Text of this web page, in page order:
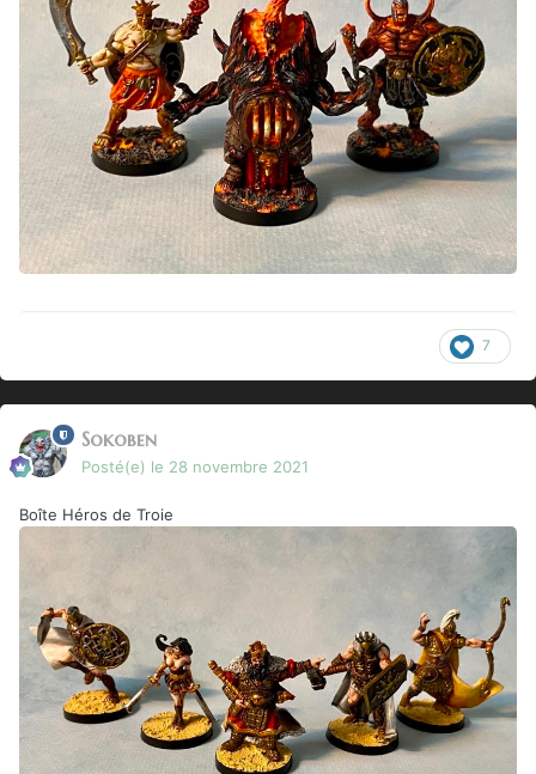
7
Sokoben
Posté(e) le 28 novembre 2021
Boîte Héros de Troie